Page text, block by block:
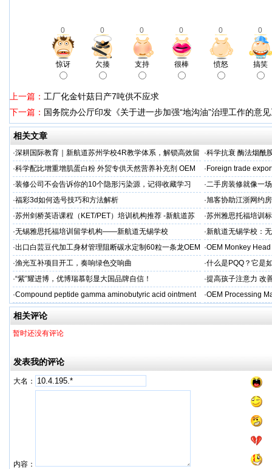
0 0 0 0 0 0
惊讶 欠揍 支持 很棒 愤怒 搞笑
上一篇： 工厂化金针菇日产7吨供不应求
下一篇： 国务院办公厅印发《关于进一步加强“地沟油”治理工作的意
相关文章
·深耕国际教育｜新航道苏州学校4R教学体系，解锁高效留
学备考之路
·科学抗衰 酶法烟酰
M/ODM定制
·科学配比增重增肌蛋白粉 外贸专供天然营养补充剂 OEM
源头定制
· Foreign trade
·装修公司不会告诉你的10个隐形污染源，记得收藏学习 ·二手房装修就像一
糟心！看完这篇再开
·福彩3d如何选号技巧和方法解析 ·旭客协助江浙网约
标杆
·苏州剑桥英语课程（KET/PET）培训机构推荐 -新航道苏
州学校
·苏州雅思托福培训
率领先
·无锡雅思托福培训留学机构——新航道无锡学校 ·新航道无锡学校：
·出口白芸豆代加工身材管理阻断碳水定制60粒一条龙OEM
贴牌
·OEM Monkey
aps
·渔光互补项目开工，奏响绿色交响曲 ·什么是PQQ？它是
·“紫”耀进博，优博瑞慕彰显大国品牌自信！ ·提高孩子注意力 改
·Compound peptide gamma aminobutyric acid ointment ·OEM Processing
相关评论
暂时还没有评论
发表我的评论
大名：
内容：